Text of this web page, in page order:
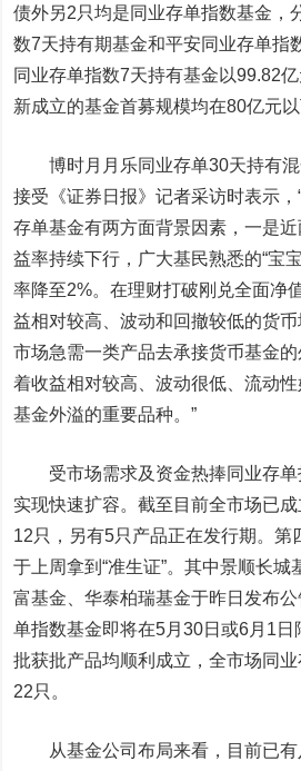
债外另2只均是同业存单指数基金，
数7天持有期基金和平安同业存单指
同业存单指数7天持有基金以99.82
新成立的基金首募规模均在80亿元以
博时月月乐同业存单30天持有混
接受《证券日报》记者采访时表示
存单基金有两方面背景因素，一是
益率持续下行，广大基民熟悉的“宝
率降至2%。在理财打破刚兑全面净
益相对较高、波动和回撤较低的货
市场急需一类产品去承接货币基金
着收益相对较高、波动很低、流动
基金外溢的重要品种。”
受市场需求及资金热捧同业存单
实现快速扩容。截至目前全市场已
12只，另有5只产品正在发行期。第
于上周拿到“准生证”。其中景顺长城
富基金、华泰柏瑞基金于昨日发布
单指数基金即将在5月30日或6月1日
批获批产品均顺利成立，全市场同
22只。
从基金公司布局来看，目前已有